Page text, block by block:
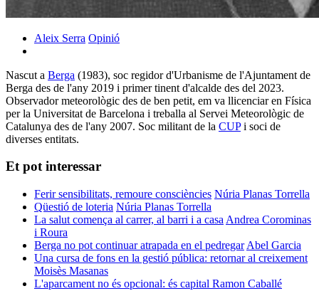
Aleix Serra Opinió
Nascut a Berga (1983), soc regidor d'Urbanisme de l'Ajuntament de
Berga des de l'any 2019 i primer tinent d'alcalde des del 2023.
Observador meteorològic des de ben petit, em va llicenciar en Física
per la Universitat de Barcelona i treballa al Servei Meteorològic de
Catalunya des de l'any 2007. Soc militant de la CUPi soci de
diverses entitats.
Et pot interessar
Ferir sensibilitats, remoure consciències Núria Planas Torrella
Qüestió de loteria Núria Planas Torrella
La salut comença al carrer, al barri i a casa Andrea Corominas
i Roura
Berga no pot continuar atrapada en el pedregar Abel Garcia
Una cursa de fons en la gestió pública: retornar al creixement
Moisès Masanas
L'aparcament no és opcional: és capital Ramon Caballé